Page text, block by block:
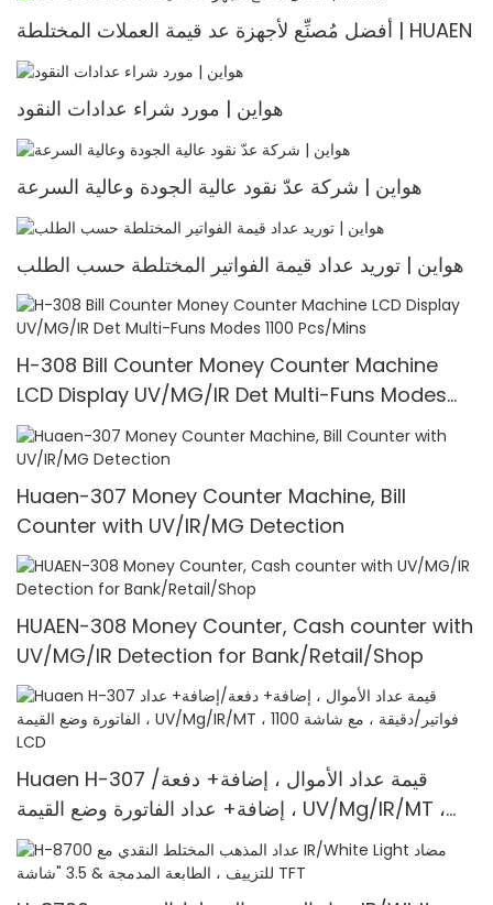
أفضل مُصنِّع لأجهزة عد قيمة العملات المختلطة | HUAEN
هواين | مورد شراء عدادات النقود
هواين | شركة عدّ نقود عالية الجودة وعالية السرعة
هواين | توريد عداد قيمة الفواتير المختلطة حسب الطلب
H-308 Bill Counter Money Counter Machine
LCD Display UV/MG/IR Det Multi-Funs Modes
1100 Pcs/Mins
Huaen-307 Money Counter Machine, Bill
Counter with UV/IR/MG Detection
HUAEN-308 Money Counter, Cash counter with
UV/MG/IR Detection for Bank/Retail/Shop
Huaen H-307 قيمة عداد الأموال ، إضافة+ دفعة/
إضافة+ عداد الفاتورة وضع القيمة ، UV/Mg/IR/MT ،
1100 فواتير/دقيقة ، مع شاشة LCD